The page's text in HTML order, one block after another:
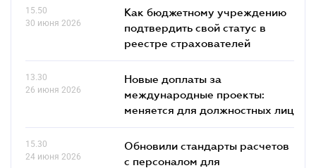
15.50
30 июня 2026
Как бюджетному учреждению
подтвердить свой статус в
реестре страхователей
13.30
26 июня 2026
Новые доплаты за
международные проекты:
меняется для должностных лиц
15.30
24 июня 2026
Обновили стандарты расчетов
с персоналом для